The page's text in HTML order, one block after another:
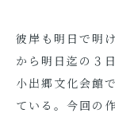
彼岸も明日で明
から明日迄の３
小出郷文化会館
ている。今回の